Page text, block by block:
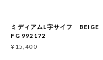
ミディアムL字サイフ BEIGE
FG 992172
¥15,400